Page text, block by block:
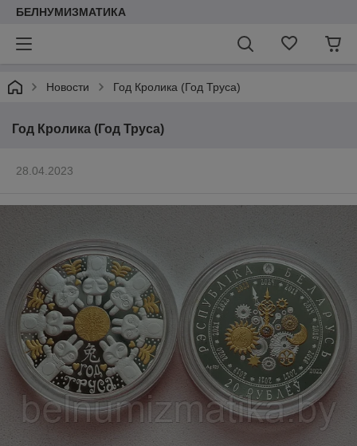
БЕЛНУМИЗМАТИКА
Новости Год Кролика (Год Труса)
Год Кролика (Год Труса)
28.04.2023